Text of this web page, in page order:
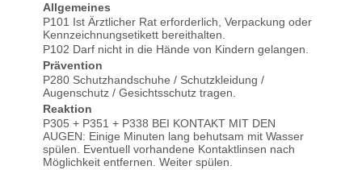
Allgemeines
P101 Ist Ärztlicher Rat erforderlich, Verpackung oder
Kennzeichnungsetikett bereithalten.
P102 Darf nicht in die Hände von Kindern gelangen.
Prävention
P280 Schutzhandschuhe / Schutzkleidung /
Augenschutz / Gesichtsschutz tragen.
Reaktion
P305 + P351 + P338 BEI KONTAKT MIT DEN
AUGEN: Einige Minuten lang behutsam mit Wasser
spülen. Eventuell vorhandene Kontaktlinsen nach
Möglichkeit entfernen. Weiter spülen.
Produkt wirkt hervorragend.
hochgradig verschmutzt und
innerhalb von …weiter
lesen